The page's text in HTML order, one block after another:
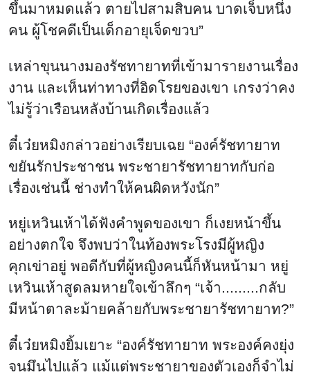
ขึ้นมาหมดแล้ว ตายไปสามสิบคน บาดเจ็บหนึ่ง
คน ผู้โชคดีเป็นเด็กอายุเจ็ดขวบ”
เหล่าขุนนางมองรัชทายาทที่เข้ามารายงานเรื่อง
งาน และเห็นท่าทางที่อิดโรยของเขา เกรงว่าคง
ไม่รู้ว่าเรือนหลังบ้านเกิดเรื่องแล้ว
ตี๋เว๋ยหมิงกล่าวอย่างเรียบเฉย “องค์รัชทายาท
ขยันรักประชาชน พระชายารัชทายาทกับก่อ
เรื่องเช่นนี้ ช่างทำให้คนผิดหวังนัก”
หยู่เหวินเห้าได้ฟังคำพูดของเขา ก็เงยหน้าขึ้น
อย่างตกใจ จึงพบว่าในท้องพระโรงมีผู้หญิง
คุกเข่าอยู่ พอดีกับที่ผู้หญิงคนนี้ก็หันหน้ามา หยู่
เหวินเห้าสูดลมหายใจเข้าลึกๆ “เจ้า.........กลับ
มีหน้าตาละม้ายคล้ายกับพระชายารัชทายาท?”
ตี๋เว๋ยหมิงยิ้มเยาะ “องค์รัชทายาท พระองค์คงยุ่ง
จนมึนไปแล้ว แม้แต่พระชายาของตัวเองก็จำไม่